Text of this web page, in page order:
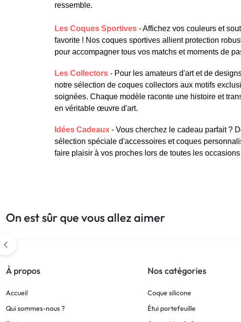
ressemble.
Les Coques Sportives - Affichez vos couleurs et
favorite ! Nos coques sportives allient protection
pour accompagner tous vos matchs et moments de
Les Collectors - Pour les amateurs d'art et de
notre sélection de coques collectors aux motifs
soignées. Chaque modèle raconte une histoire et
en véritable œuvre d'art.
Idées Cadeaux - Vous cherchez le cadeau parfait ?
sélection spéciale d'accessoires et coques
faire plaisir à vos proches lors de toutes les
On est sûr que vous allez aimer
À propos
Accueil
Qui sommes-nous ?
Nos catégories
Coque silicone
Étui portefeuille